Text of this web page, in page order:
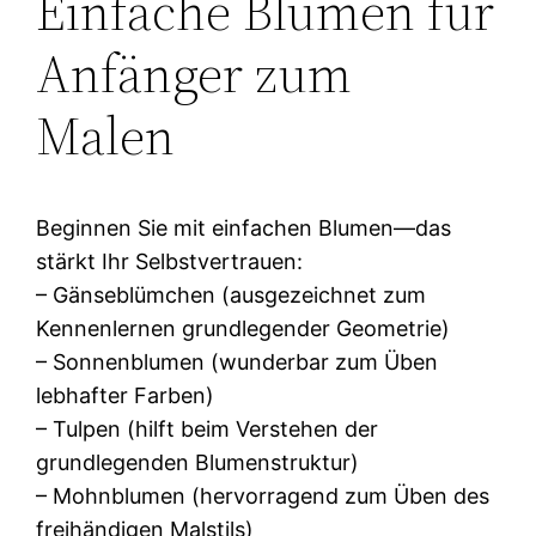
Anfänger zum
Malen
Beginnen Sie mit einfachen Blumen—das
stärkt Ihr Selbstvertrauen:
– Gänseblümchen (ausgezeichnet zum
Kennenlernen grundlegender Geometrie)
– Sonnenblumen (wunderbar zum Üben
lebhafter Farben)
– Tulpen (hilft beim Verstehen der
grundlegenden Blumenstruktur)
– Mohnblumen (hervorragend zum Üben des
freihändigen Malstils)